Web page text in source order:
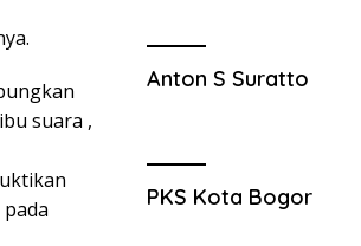
suara ,
Anton S Suratto
PKS Kota Bogor